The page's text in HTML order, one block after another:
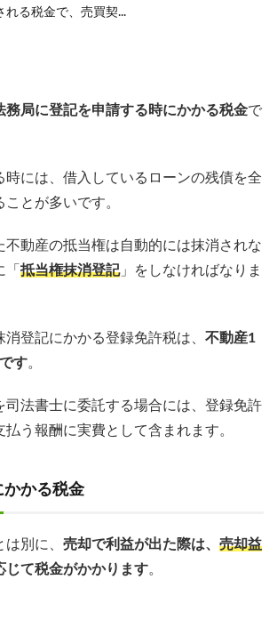
れる税金で、売買契...
務局に登記を申請する時にかかる税金で
時には、借入しているローンの残債を全
とが多いです。
不動産の抵当権は自動的には抹消されな
抵当権抹消登記」をしなければなりま
登記にかかる登録免許税は、 不動産1
す。
司法書士に委託する場合には、登録免許
う報酬に実費として含まれます。
かかる税金
別に、 売却で利益が出た際は、 売却益
じて税金がかかります。